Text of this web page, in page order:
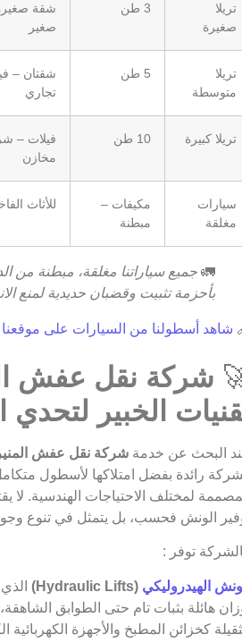
تريلا
صغيرة
3 طن
شقة
صغير
تريلا
متوسطة
5 طن
شقتان –
تجاري
تريلا كبيرة 10 طن
فيلات –
مخازن
سيارات
مغلقة
مكيفات –
مبطنة
للأثاث
🚛 جميع سياراتنا مغلقة، مبطنة من
بأحزمة تثبيت وقضبان حديدية لمنع
شاهد أسطولنا من السيارات على
شركة نقل عفش
الخبير لتحدي
البحث عن خدمة شركة نقل عفش
رائدة بفضل امتلاكها لأسطول
لمختلف الاحتياجات الهندسية. لا
الونش فحسب، بل يتمثل في تنوع
توفر :
الهيدروليكي (Hydraulic Lifts)
هائلة بثبات تام حتى الطوابق
كخزائن المطبخ والأجهزة الكهربائية